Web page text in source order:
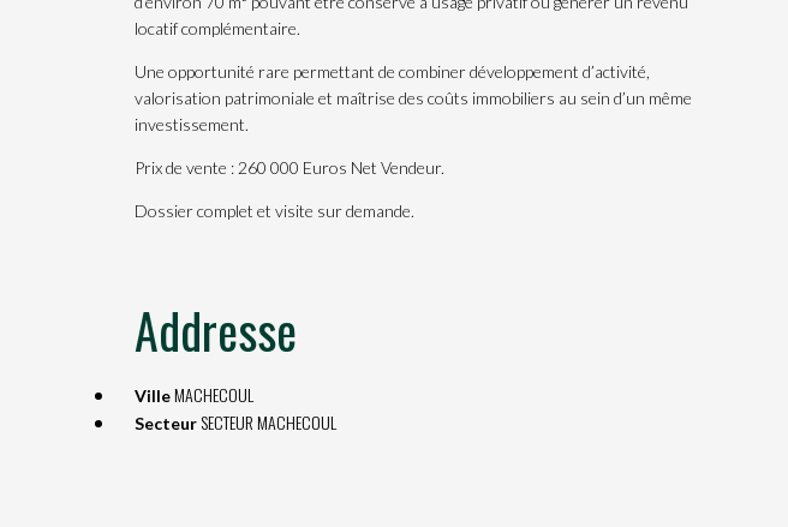
locatif complémentaire.
Une opportunité rare permettant de combiner développement d’activité,
valorisation patrimoniale et maîtrise des coûts immobiliers au sein d’un même
investissement.
Prix de vente : 260 000 Euros Net Vendeur.
Dossier complet et visite sur demande.
Addresse
VilleMACHECOUL
Secteur SECTEUR MACHECOUL